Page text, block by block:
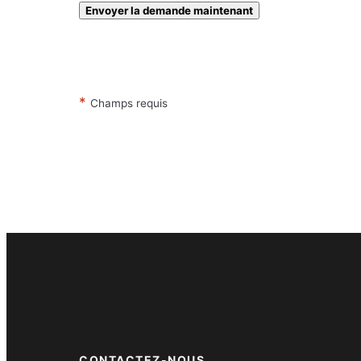
Envoyer la demande maintenant
* Champs requis